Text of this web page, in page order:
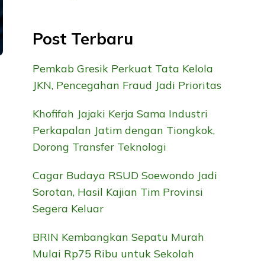
Post Terbaru
Pemkab Gresik Perkuat Tata Kelola
JKN, Pencegahan Fraud Jadi Prioritas
Khofifah Jajaki Kerja Sama Industri
Perkapalan Jatim dengan Tiongkok,
Dorong Transfer Teknologi
Cagar Budaya RSUD Soewondo Jadi
Sorotan, Hasil Kajian Tim Provinsi
Segera Keluar
BRIN Kembangkan Sepatu Murah
Mulai Rp75 Ribu untuk Sekolah